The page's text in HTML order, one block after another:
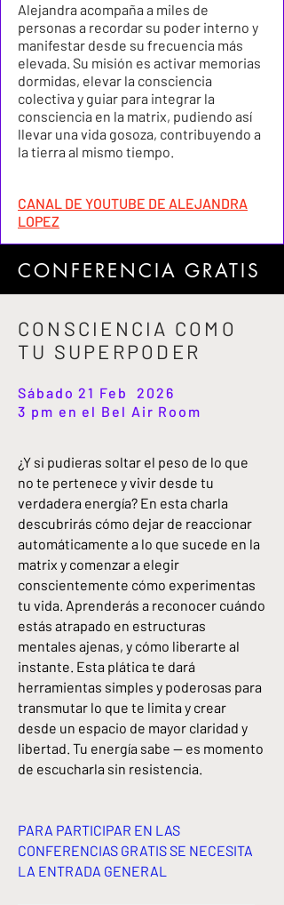
Alejandra acompaña a miles de
personas a recordar su poder interno y
manifestar desde su frecuencia más
elevada. Su misión es activar memorias
dormidas, elevar la consciencia
colectiva y guiar para integrar la
consciencia en la matrix, pudiendo así
llevar una vida gosoza, contribuyendo a
la tierra al mismo tiempo.
CANAL DE YOUTUBE DE ALEJANDRA
LOPEZ
CONFERENCIA GRATIS
CONSCIENCIA COMO
TU SUPERPODER
Sábado 21 Feb 2026
3 pm en el Bel Air Room
¿Y si pudieras soltar el peso de lo que
no te pertenece y vivir desde tu
verdadera energía? En esta charla
descubrirás cómo dejar de reaccionar
automáticamente a lo que sucede en la
matrix y comenzar a elegir
conscientemente cómo experimentas
tu vida. Aprenderás a reconocer cuándo
estás atrapado en estructuras
mentales ajenas, y cómo liberarte al
instante. Esta plática te dará
herramientas simples y poderosas para
transmutar lo que te limita y crear
desde un espacio de mayor claridad y
libertad. Tu energía sabe — es momento
de escucharla sin resistencia.
PARA PARTICIPAR EN LAS
CONFERENCIAS GRATIS SE NECESITA
LA ENTRADA GENERAL